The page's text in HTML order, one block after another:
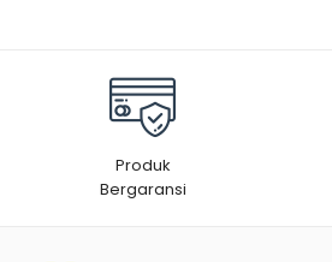
Produk
Bergaransi